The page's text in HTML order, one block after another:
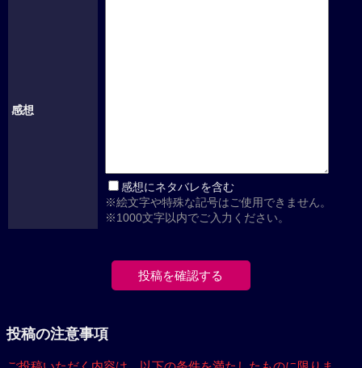
感想
感想にネタバレを含む
※絵文字や特殊な記号はご使用できません。
※1000文字以内でご入力ください。
投稿の注意事項